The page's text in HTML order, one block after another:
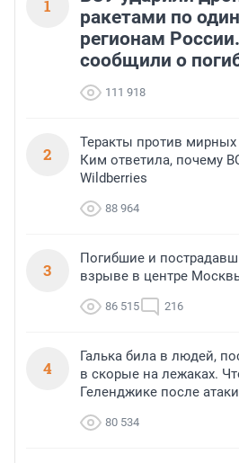
1
ракетами по
регионам
сообщили о
111 918
2
Теракты против мирных
Ким ответила, почему
Wildberries
88 964
3
Погибшие и
взрыве в центре
86 515 216
4
Галька била в людей,
в скорые на лежаках.
Геленджике после
80 534